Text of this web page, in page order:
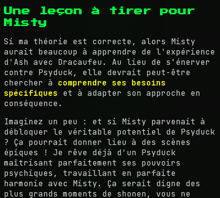
Une leçon à tirer pour
Misty
Si ma théorie est correcte, alors Misty
aurait beaucoup à apprendre de l'expérience
d'Ash avec Dracaufeu. Au lieu de s'énerver
contre Psyduck, elle devrait peut-être
chercher à comprendre ses besoins
spécifiques et à adapter son approche en
conséquence.
Imaginez un peu : et si Misty parvenait à
débloquer le véritable potentiel de Psyduck
? Ça pourrait donner lieu à des scènes
épiques ! Je rêve déjà d'un Psyduck
maîtrisant parfaitement ses pouvoirs
psychiques, travaillant en parfaite
harmonie avec Misty. Ça serait digne des
plus grands moments de shonen, vous ne